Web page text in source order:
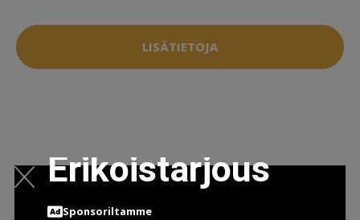
LISÄTIETOJA
Erikoistarjous
Sponsoriltamme